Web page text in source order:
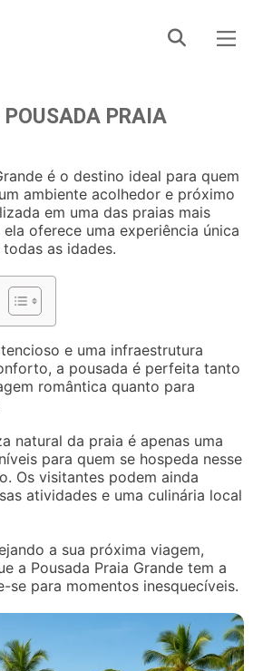
POUSADA PRAIA
é o destino ideal para quem
ambiente acolhedor e próximo
em uma das praias mais
oferece uma experiência única
as idades.
e uma infraestrutura
a pousada é perfeita tanto
romântica quanto para
natural da praia é apenas uma
para quem se hospeda nesse
Os visitantes podem ainda
atividades e uma culinária local
a sua próxima viagem,
a Pousada Praia Grande tem a
se para momentos inesquecíveis.